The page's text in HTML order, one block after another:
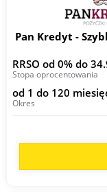
Pan Kredyt -
RRSO od 0% do
Stopa oprocentowania
od 1 do 120
Okres